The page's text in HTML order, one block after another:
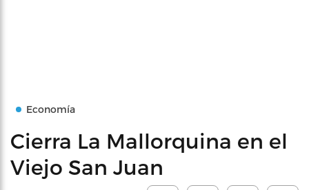
Economía
Cierra La Mallorquina en el
Viejo San Juan